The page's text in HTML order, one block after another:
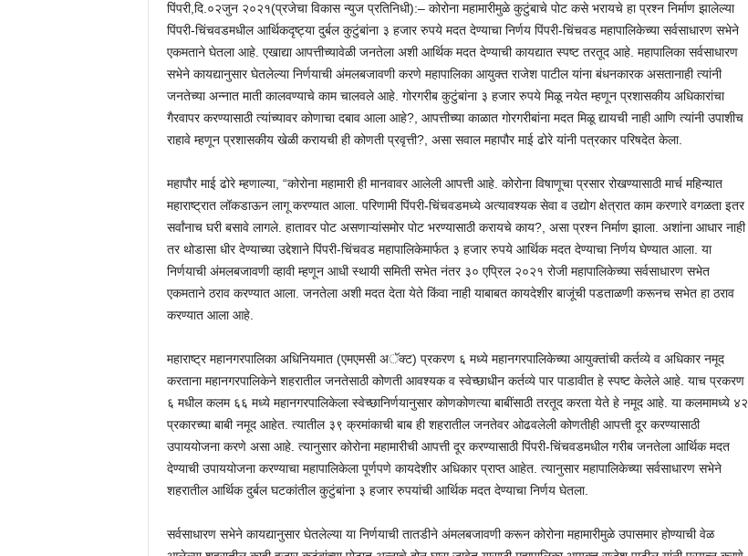
पिंपरी,दि.०२जुन २०२१(प्रजेचा विकास न्युज प्रतिनिधी):– कोरोना महामारीमुळे कुटुंबाचे पोट कसे भरायचे हा प्रश्न निर्माण झालेल्या
पिंपरी-चिंचवडमधील आर्थिकदृष्ट्या दुर्बल कुटुंबांना ३ हजार रुपये मदत देण्याचा निर्णय पिंपरी-चिंचवड महापालिकेच्या सर्वसाधारण सभेने
एकमताने घेतला आहे. एखाद्या आपत्तीच्यावेळी जनतेला अशी आर्थिक मदत देण्याची कायद्यात स्पष्ट तरतूद आहे. महापालिका सर्वसाधारण
सभेने कायद्यानुसार घेतलेल्या निर्णयाची अंमलबजावणी करणे महापालिका आयुक्त राजेश पाटील यांना बंधनकारक असतानाही त्यांनी
जनतेच्या अन्नात माती कालवण्याचे काम चालवले आहे. गोरगरीब कुटुंबांना ३ हजार रुपये मिळू नयेत म्हणून प्रशासकीय अधिकारांचा
गैरवापर करण्यासाठी त्यांच्यावर कोणाचा दबाव आला आहे?, आपत्तीच्या काळात गोरगरीबांना मदत मिळू द्यायची नाही आणि त्यांनी उपाशीच
राहावे म्हणून प्रशासकीय खेळी करायची ही कोणती प्रवृत्ती?, असा सवाल महापौर माई ढोरे यांनी पत्रकार परिषदेत केला.
महापौर माई ढोरे म्हणाल्या, “कोरोना महामारी ही मानवावर आलेली आपत्ती आहे. कोरोना विषाणूचा प्रसार रोखण्यासाठी मार्च महिन्यात
महाराष्ट्रात लॉकडाऊन लागू करण्यात आला. परिणामी पिंपरी-चिंचवडमध्ये अत्यावश्यक सेवा व उद्योग क्षेत्रात काम करणारे वगळता इतर
सर्वांनाच घरी बसावे लागले. हातावर पोट असणाऱ्यांसमोर पोट भरण्यासाठी करायचे काय?, असा प्रश्न निर्माण झाला. अशांना आधार नाही
तर थोडासा धीर देण्याच्या उद्देशाने पिंपरी-चिंचवड महापालिकेमार्फत ३ हजार रुपये आर्थिक मदत देण्याचा निर्णय घेण्यात आला. या
निर्णयाची अंमलबजावणी व्हावी म्हणून आधी स्थायी समिती सभेत नंतर ३० एप्रिल २०२१ रोजी महापालिकेच्या सर्वसाधारण सभेत
एकमताने ठराव करण्यात आला. जनतेला अशी मदत देता येते किंवा नाही याबाबत कायदेशीर बाजूंची पडताळणी करूनच सभेत हा ठराव
करण्यात आला आहे.
महाराष्ट्र महानगरपालिका अधिनियमात (एमएमसी अॅक्ट) प्रकरण ६ मध्ये महानगरपालिकेच्या आयुक्तांची कर्तव्ये व अधिकार नमूद
करताना महानगरपालिकेने शहरातील जनतेसाठी कोणती आवश्यक व स्वेच्छाधीन कर्तव्ये पार पाडावीत हे स्पष्ट केलेले आहे. याच प्रकरण
६ मधील कलम ६६ मध्ये महानगरपालिकेला स्वेच्छानिर्णयानुसार कोणकोणत्या बाबींसाठी तरतूद करता येते हे नमूद आहे. या कलमामध्ये ४२
प्रकारच्या बाबी नमूद आहेत. त्यातील ३९ क्रमांकाची बाब ही शहरातील जनतेवर ओढवलेली कोणतीही आपत्ती दूर करण्यासाठी
उपाययोजना करणे असा आहे. त्यानुसार कोरोना महामारीची आपत्ती दूर करण्यासाठी पिंपरी-चिंचवडमधील गरीब जनतेला आर्थिक मदत
देण्याची उपाययोजना करण्याचा महापालिकेला पूर्णपणे कायदेशीर अधिकार प्राप्त आहेत. त्यानुसार महापालिकेच्या सर्वसाधारण सभेने
शहरातील आर्थिक दुर्बल घटकांतील कुटुंबांना ३ हजार रुपयांची आर्थिक मदत देण्याचा निर्णय घेतला.
सर्वसाधारण सभेने कायद्यानुसार घेतलेल्या या निर्णयाची तातडीने अंमलबजावणी करून कोरोना महामारीमुळे उपासमार होण्याची वेळ